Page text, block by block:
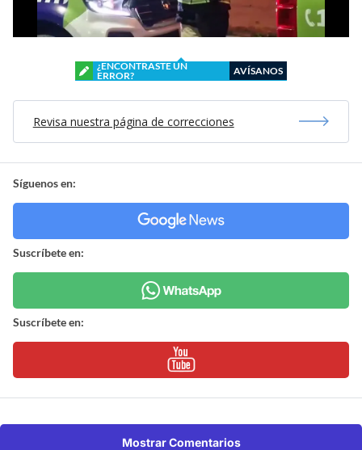
¿ENCONTRASTE UN
ERROR?
AVÍSANOS
Revisa nuestra página de correcciones
Síguenos en:
Suscríbete en:
Suscríbete en:
Mostrar Comentarios